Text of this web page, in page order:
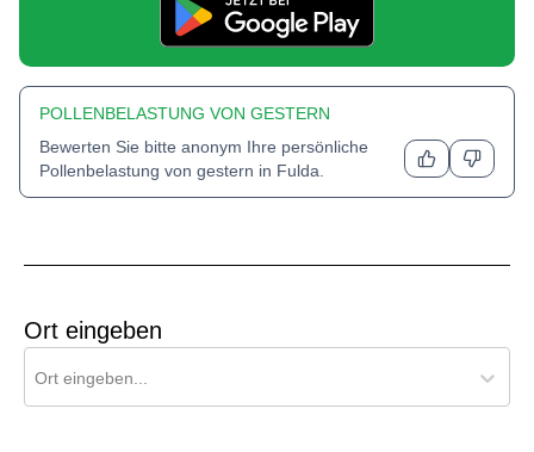
POLLENBELASTUNG VON GESTERN
Bewerten Sie bitte anonym Ihre persönliche
Pollenbelastung von gestern in Fulda.
Ort eingeben
Ort eingeben...